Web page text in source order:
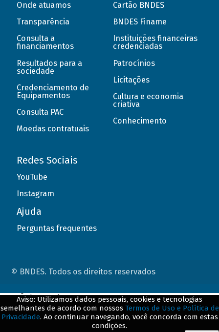
Onde atuamos
Transparência
Consulta a
financiamentos
Resultados para a
sociedade
Credenciamento de
Equipamentos
Consulta PAC
Moedas contratuais
Cartão BNDES
BNDES Finame
Instituições financeiras
credenciadas
Patrocínios
Licitações
Cultura e economia
criativa
Conhecimento
Redes Sociais
YouTube
Instagram
Ajuda
Perguntas frequentes
© BNDES. Todos os direitos reservados
Aviso: Utilizamos dados pessoais, cookies e tecnologias
semelhantes de acordo com nossos Termos de Uso e Política de
Privacidade. Ao continuar navegando, você concorda com estas
condições.
ConteÃºdo complementar
${title}${badge}